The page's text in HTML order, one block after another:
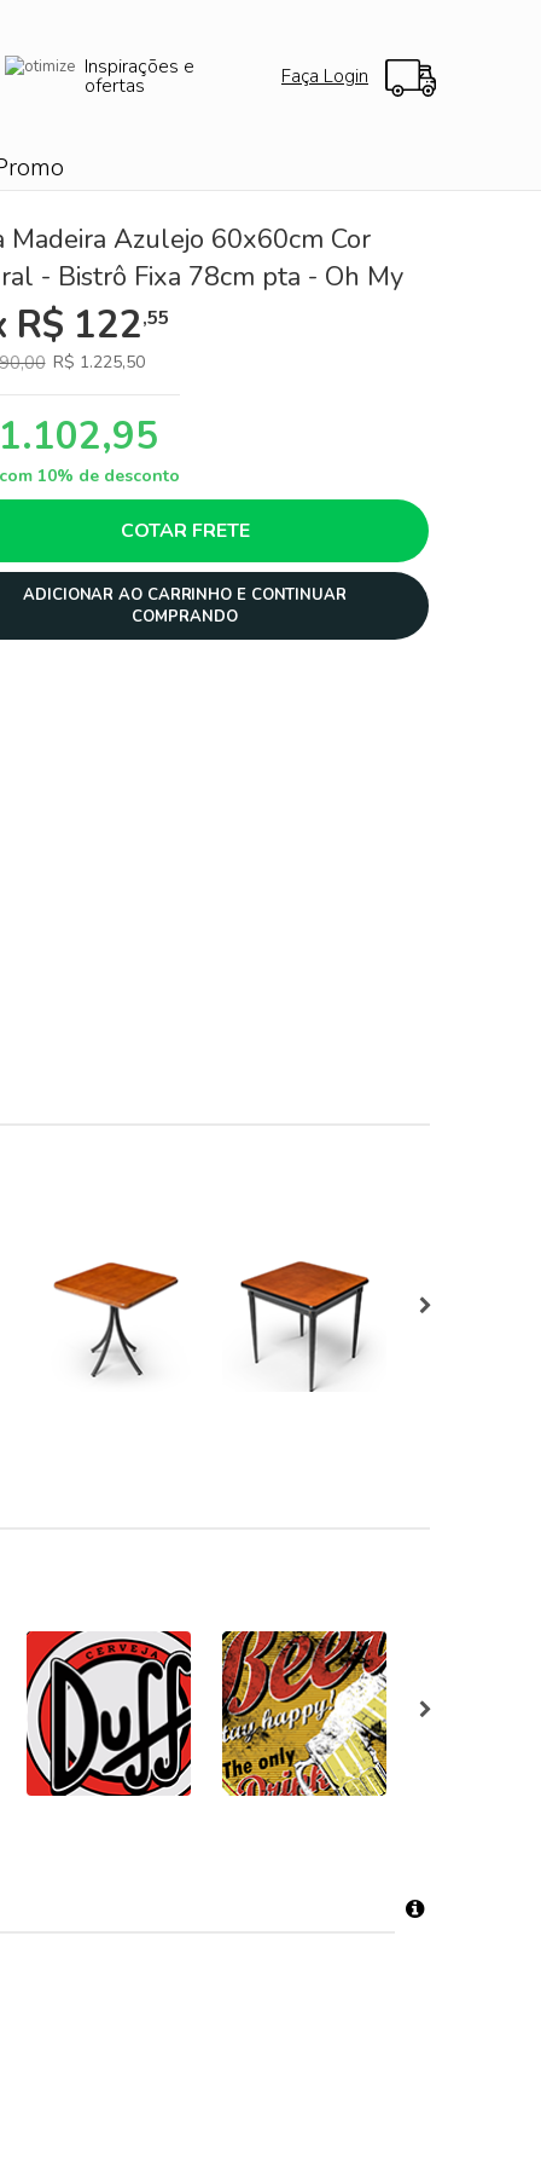
Inspirações e
ofertas Faça Login
Madeira Azulejo 60x60cm Cor
- Bistrô Fixa 78cm pta - Oh My
R$ 122,55
R$ 1.225,50
10% de desconto
COTAR FRETE
ADICIONAR AO CARRINHO E CONTINUAR
COMPRANDO